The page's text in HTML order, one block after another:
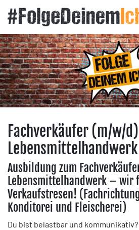
Fachverkäufer (m/w/d)
Lebensmittelhandwerk
Ausbildung zum
Lebensmittelhandwerk – wir
Verkaufstresen!
Konditorei und Fleischerei)
Du bist belastbar und